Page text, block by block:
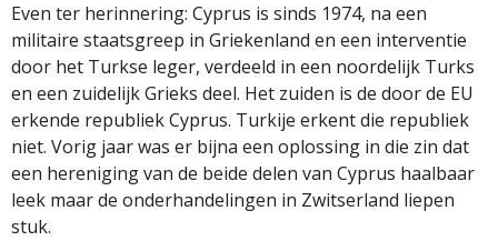
Even ter herinnering: Cyprus is sinds 1974, na een
militaire staatsgreep in Griekenland en een interventie
door het Turkse leger, verdeeld in een noordelijk Turks
en een zuidelijk Grieks deel. Het zuiden is de door de EU
erkende republiek Cyprus. Turkije erkent die republiek
niet. Vorig jaar was er bijna een oplossing in die zin dat
een hereniging van de beide delen van Cyprus haalbaar
leek maar de onderhandelingen in Zwitserland liepen
stuk.